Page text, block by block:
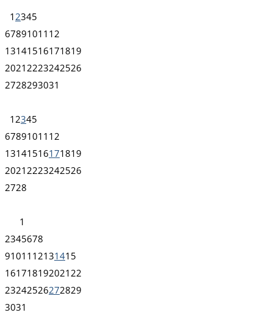
1 2345
67891011 12
13141516171819
2021 2223242526
2728293031
1 2345
67891011 12
13141516171819
2021 2223242526
2728
1
2345678
91011 12131415
161718192021 22
23242526272829
3031